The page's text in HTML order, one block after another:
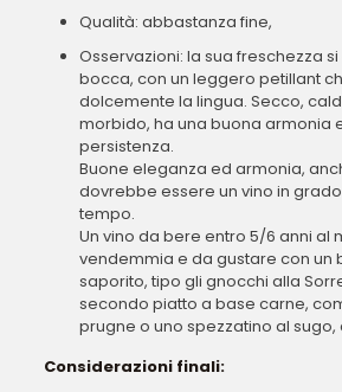
Qualità: abbastanza fine,
Osservazioni: la sua freschezza
bocca, con un leggero petillant
dolcemente la lingua. Secco,
morbido, ha una buona armonia
persistenza.
Buone eleganza ed armonia,
dovrebbe essere un vino in
tempo.
Un vino da bere entro 5/6 anni al
vendemmia e da gustare con un
saporito, tipo gli gnocchi alla
secondo piatto a base carne,
prugne o uno spezzatino al sugo,
Considerazioni finali: